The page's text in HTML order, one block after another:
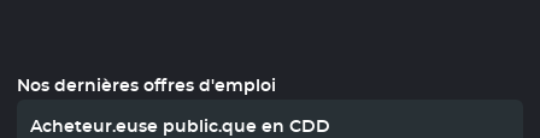
Nos dernières offres d'emploi
Acheteur.euse public.que en CDD